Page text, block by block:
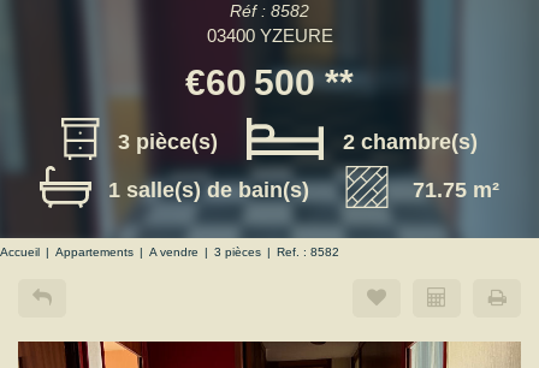
Réf : 8582
03400 YZEURE
€60 500 **
3 pièce(s)
2 chambre(s)
1 salle(s) de bain(s)
71.75 m²
Accueil Appartements A vendre 3 pièces Ref. : 8582